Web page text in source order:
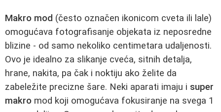
Makro mod (često označen ikonicom cveta ili lale)
omogućava fotografisanje objekata iz neposredne
blizine - od samo nekoliko centimetara udaljenosti.
Ovo je idealno za slikanje cveća, sitnih detalja,
hrane, nakita, pa čak i noktiju ako želite da
zabeležite precizne šare. Neki aparati imaju i super
makro mod koji omogućava fokusiranje na svega 1